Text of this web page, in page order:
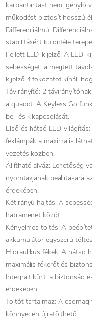
karbantartást nem igénylő
működést biztosít hosszú
Differenciálmű:
stabilitásért különféle
Fejlett LED-kijelző: A LED-
sebességet, a megtett
kijelző 4 fokozatot kínál,
Távirányító: 2
a quadot. A Keyless Go
be- és kikapcsolását.
Első és hátsó LED-
féklámpák a maximális
vezetés közben.
Állítható alváz: Lehetőség
nyomtávjának beállítására
érdekében.
Kétirányú hajtás: A
hátramenet között.
Kényelmes töltés: A
akkumulátor egyszerű
Hidraulikus fékek: A hátsó
maximális fékerőt és
Integrált kürt: a biztonság
érdekében.
Töltőt tartalmaz: A
könnyedén újratölthető.